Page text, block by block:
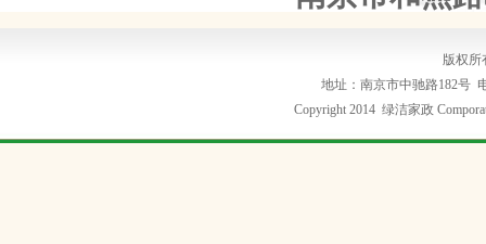
版权
地址：南京市中驰路182号
Copyright 2014 绿洁家政